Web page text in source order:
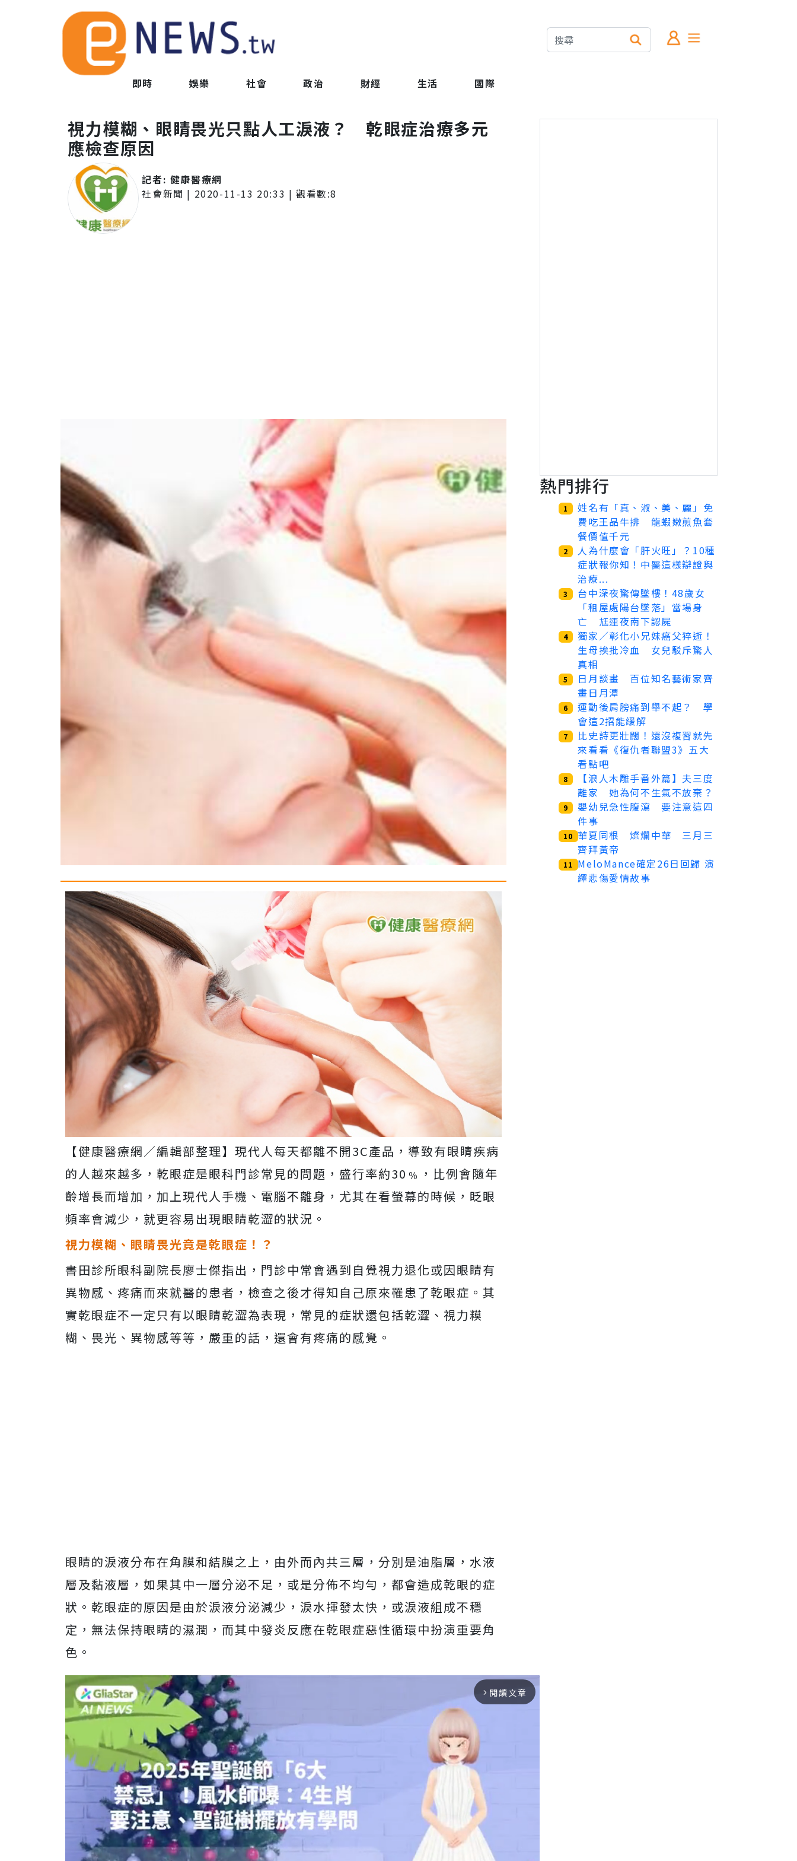
即時 娛樂 社會 政治 財經 生活 國際
視力模糊、眼睛畏光只點人工淚液？ 乾眼症治療多元
應檢查原因
記者: 健康醫療網
社會新聞 | 2020-11-13 20:33 | 觀看數:8
【健康醫療網／編輯部整理】現代人每天都離不開3C產品，導致有眼睛疾病
的人越來越多，乾眼症是眼科門診常見的問題，盛行率約30﹪，比例會隨年
齡增長而增加，加上現代人手機、電腦不離身，尤其在看螢幕的時候，眨眼
頻率會減少，就更容易出現眼睛乾澀的狀況。
視力模糊、眼睛畏光竟是乾眼症！？
書田診所眼科副院長廖士傑指出，門診中常會遇到自覺視力退化或因眼睛有
異物感、疼痛而來就醫的患者，檢查之後才得知自己原來罹患了乾眼症。其
實乾眼症不一定只有以眼睛乾澀為表現，常見的症狀還包括乾澀、視力糢
糊、畏光、異物感等等，嚴重的話，還會有疼痛的感覺。
眼睛的淚液分布在角膜和結膜之上，由外而內共三層，分別是油脂層，水液
層及黏液層，如果其中一層分泌不足，或是分佈不均勻，都會造成乾眼的症
狀。乾眼症的原因是由於淚液分泌減少，淚水揮發太快，或淚液組成不穩
定，無法保持眼睛的濕潤，而其中發炎反應在乾眼症惡性循環中扮演重要角
色。
arrow_forward_ios 閱讀文章
熱門排行
1
姓名有「真、淑、美、麗」免
費吃王品牛排 龍蝦嫩煎魚套
餐價值千元
2
人為什麼會「肝火旺」？10種
症狀報你知！中醫這樣辯證與
治療...
3
台中深夜驚傳墜樓！48歲女
「租屋處陽台墜落」當場身
亡 尪連夜南下認屍
4
獨家／彰化小兄妹癌父猝逝！
生母挨批冷血 女兒駁斥驚人
真相
5
日月談畫 百位知名藝術家齊
畫日月潭
6
運動後肩膀痛到舉不起？ 學
會這2招能緩解
7
比史詩更壯闊！還沒複習就先
來看看《復仇者聯盟3》五大
看點吧
8
【浪人木雕手番外篇】夫三度
離家 她為何不生氣不放棄？
9
嬰幼兒急性腹瀉 要注意這四
件事
10 華夏同根 燦爛中華 三月三
齊拜黃帝
11
MeloMance確定26日回歸 演
繹悲傷愛情故事